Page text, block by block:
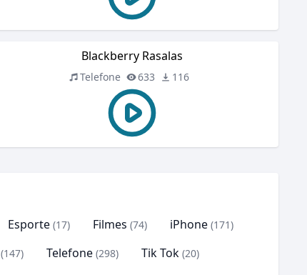
Blackberry Rasalas
Telefone 633 116
Esporte (17) Filmes (74) iPhone (171)
(147) Telefone (298) Tik Tok (20)